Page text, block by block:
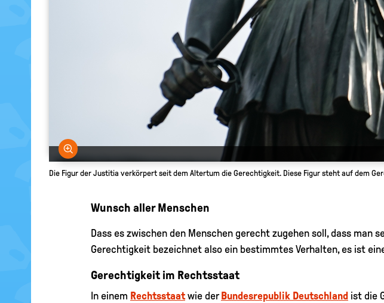
Bild vergrößern
Die Figur der Justitia verkörpert seit dem Altertum die Gerechtigkeit. Diese Figur steht auf dem
Wunsch aller Menschen
Dass es zwischen den Menschen gerecht zugehen soll, dass
Gerechtigkeit bezeichnet also ein bestimmtes Verhalten, es ist
Gerechtigkeit im Rechtsstaat
In einem Rechtsstaatwie derBundesrepublik Deutschland ist die